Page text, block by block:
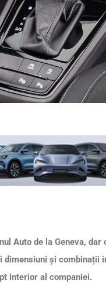
Auto de la Geneva,
dimensiuni și combinații
interior al companiei.